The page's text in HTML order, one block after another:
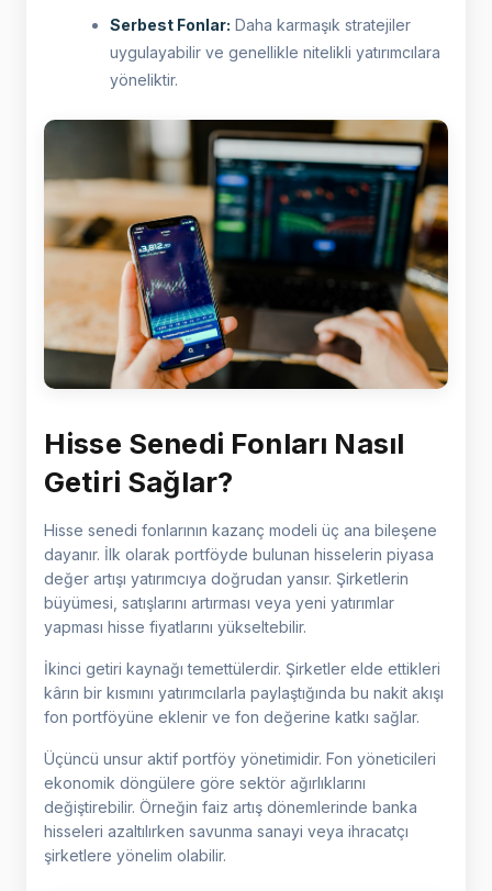
Serbest Fonlar: Daha karmaşık stratejiler
uygulayabilir ve genellikle nitelikli yatırımcılara
yöneliktir.
Hisse Senedi Fonları Nasıl
Getiri Sağlar?
Hisse senedi fonlarının kazanç modeli üç ana bileşene
dayanır. İlk olarak portföyde bulunan hisselerin piyasa
değer artışı yatırımcıya doğrudan yansır. Şirketlerin
büyümesi, satışlarını artırması veya yeni yatırımlar
yapması hisse fiyatlarını yükseltebilir.
İkinci getiri kaynağı temettülerdir. Şirketler elde ettikleri
kârın bir kısmını yatırımcılarla paylaştığında bu nakit akışı
fon portföyüne eklenir ve fon değerine katkı sağlar.
Üçüncü unsur aktif portföy yönetimidir. Fon yöneticileri
ekonomik döngülere göre sektör ağırlıklarını
değiştirebilir. Örneğin faiz artış dönemlerinde banka
hisseleri azaltılırken savunma sanayi veya ihracatçı
şirketlere yönelim olabilir.